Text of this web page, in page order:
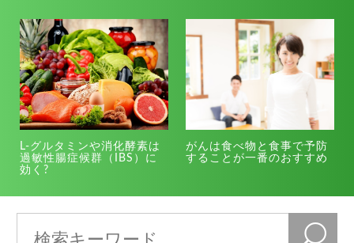
L-グルタミンや消化酵素は
過敏性腸症候群（IBS）に
効く?
がんは食べ物と食事で予防
することが一番のおすすめ